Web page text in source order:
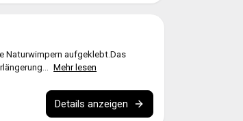
Naturwimpern aufgeklebt.Das
Mehr lesen
Details anzeigen